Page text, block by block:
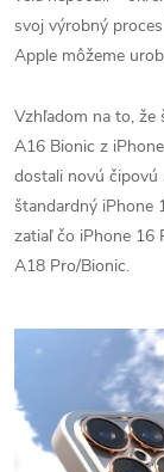
svoj výrobný
Apple môžeme
Vzhľadom na to, že
A16 Bionic z
dostali novú čipovú
štandardný iPhone
zatiaľ čo iPhone 16
A18 Pro/Bionic.